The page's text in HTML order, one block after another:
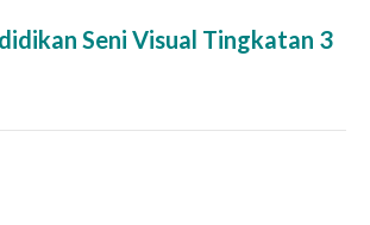
Seni Visual Tingkatan 3